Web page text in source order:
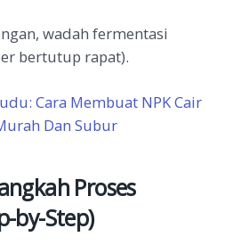
wadah fermentasi
bertutup rapat).
Proses
by-Step)